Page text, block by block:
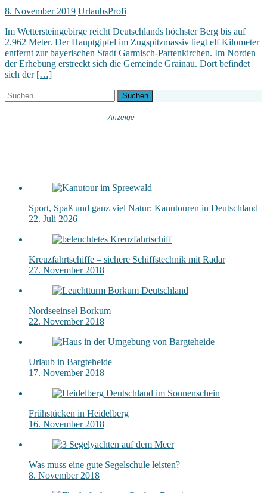
8. November 2019 UrlaubsProfi
Im Wettersteingebirge reicht Deutschlands höchster Berg bis auf
2.962 Meter. Der Hauptgipfel im Zugspitzmassiv liegt elf Kilometer
entfernt zur bayerischen Stadt Garmisch-Partenkirchen. Im Norden
der Erhebung erstreckt sich die Gemeinde Grainau. Dort befindet
sich der […]
Suchen
nach:
Sport, Spaß und ganz viel Natur: Kanutouren in Deutschland
22. Juli 2026
Kreuzfahrtschiffe – sichere Schiffstechnik mit Radar
27. November 2018
Nordseeinsel Borkum
22. November 2018
Urlaub in Bargteheide
17. November 2018
Frühstücken in Heidelberg
16. November 2018
Was muss eine gute Segelschule leisten?
8. November 2018